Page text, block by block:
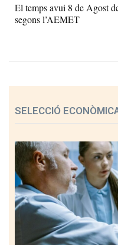
El temps avui 8 de Agost
segons l’AEMET
SELECCIÓ